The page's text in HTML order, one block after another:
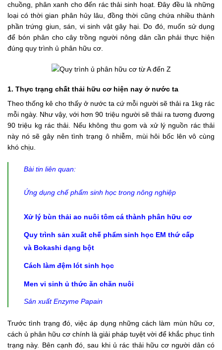
chuồng, phân xanh cho đến rác thải sinh hoạt. Đây đều là những
loại có thời gian phân hủy lâu, đồng thời cũng chứa nhiều thành
phần trứng giun, sán, vi sinh vật gây hại. Do đó, muốn sử dụng
để bón phân cho cây trồng người nông dân cần phải thực hiện
đúng quy trình ủ phân hữu cơ.
1. Thực trạng chất thải hữu cơ hiện nay ở nước ta
Theo thống kê cho thấy ở nước ta cứ mỗi người sẽ thải ra 1kg rác
mỗi ngày. Như vậy, với hơn 90 triệu người sẽ thải ra tương đương
90 triệu kg rác thải. Nếu không thu gom và xử lý nguồn rác thải
này nó sẽ gây nên tình trạng ô nhiễm, mùi hôi bốc lên vô cùng
khó chịu.
Bài tin liên quan:
Ứng dụng chế phẩm sinh học trong nông nghiệp
Xử lý bùn thải ao nuôi tôm cá thành phân hữu cơ
Quy trình sản xuất chế phẩm sinh học EM thứ cấp
và Bokashi dạng bột
Cách làm đệm lót sinh học
Men vi sinh ủ thức ăn chăn nuôi
Sản xuất Enzyme Papain
Trước tình trạng đó, việc áp dụng những cách làm mùn hữu cơ,
cách ủ phân hữu cơ chính là giải pháp tuyệt vời để khắc phục tình
trạng này. Bên cạnh đó, sau khi ủ rác thải hữu cơ người dân có